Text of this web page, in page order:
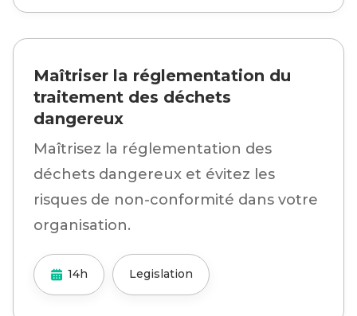
Maîtriser la réglementation du
traitement des déchets
dangereux
Maîtrisez la réglementation des
déchets dangereux et évitez les
risques de non-conformité dans votre
organisation.
14h Legislation